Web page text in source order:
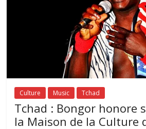
Culture Music Tchad
Tchad : Bongor honore
la Maison de la Culture